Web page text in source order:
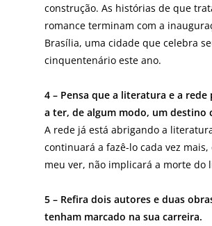
construção. As histórias de que
romance terminam com a
Brasília, uma cidade que celebra
cinquentenário este ano.
4 – Pensa que a literatura e a rede
a ter, de algum modo, um destino
A rede já está abrigando a
continuará a fazê-lo cada vez mais,
meu ver, não implicará a morte do
5 – Refira dois autores e duas
tenham marcado na sua carreira.